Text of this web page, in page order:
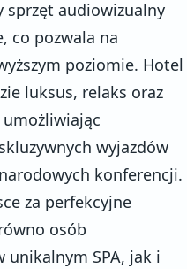
sprzęt audiowizualny
co pozwala na
poziomie. Hotel
luksus, relaks oraz
wyjazdów
konferencji.
za perfekcyjne
osób
unikalnym SPA, jak i